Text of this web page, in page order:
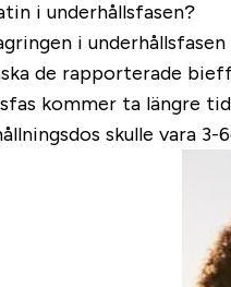
i underhållsfasen?
i
de rapporterade
kommer ta längre
skulle vara